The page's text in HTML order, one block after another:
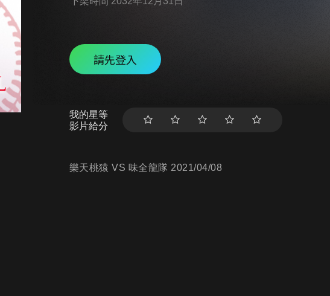
請先登入
我的星等
影片給分
樂天桃猿 VS 味全龍隊 2021/04/08